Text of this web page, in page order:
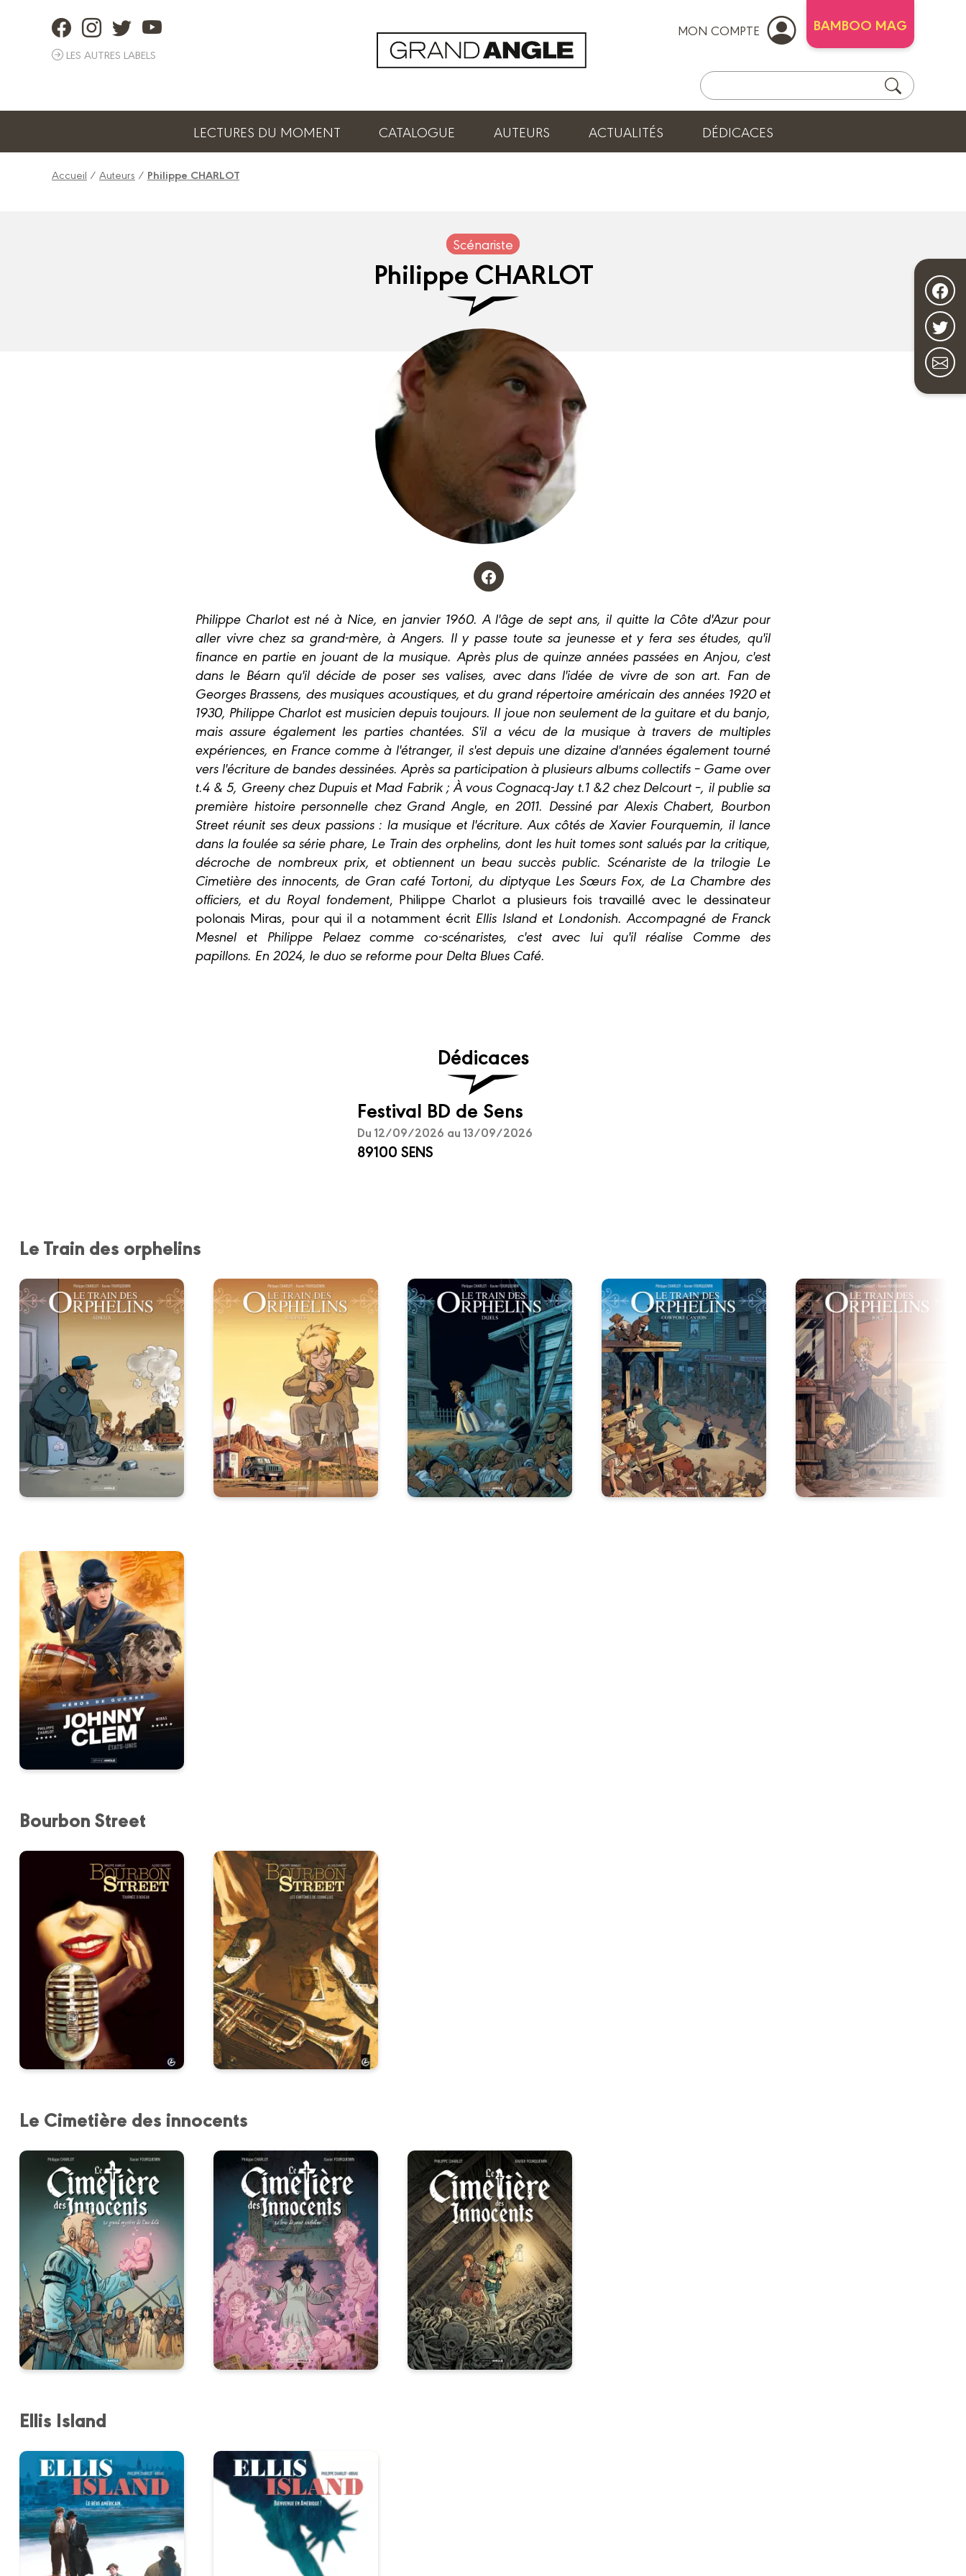
LES AUTRES LABELS
MON COMPTE BAMBOO MAG
LECTURES DU MOMENT CATALOGUE AUTEURS ACTUALITÉS DÉDICACES
Accueil / Auteurs / Philippe CHARLOT
Scénariste
Philippe CHARLOT
Philippe Charlot est né à Nice, en janvier 1960. A l'âge de sept ans, il quitte la Côte d'Azur pour
aller vivre chez sa grand-mère, à Angers. Il y passe toute sa jeunesse et y fera ses études, qu'il
finance en partie en jouant de la musique. Après plus de quinze années passées en Anjou, c'est
dans le Béarn qu'il décide de poser ses valises, avec dans l'idée de vivre de son art. Fan de
Georges Brassens, des musiques acoustiques, et du grand répertoire américain des années 1920 et
1930, Philippe Charlot est musicien depuis toujours. Il joue non seulement de la guitare et du banjo,
mais assure également les parties chantées. S'il a vécu de la musique à travers de multiples
expériences, en France comme à l'étranger, il s'est depuis une dizaine d'années également tourné
vers l'écriture de bandes dessinées. Après sa participation à plusieurs albums collectifs – Game over
t.4 & 5, Greeny chez Dupuis et Mad Fabrik ; À vous Cognacq-Jay t.1 &2 chez Delcourt –, il publie sa
première histoire personnelle chez Grand Angle, en 2011. Dessiné par Alexis Chabert, Bourbon
Street réunit ses deux passions : la musique et l'écriture. Aux côtés de Xavier Fourquemin, il lance
dans la foulée sa série phare, Le Train des orphelins, dont les huit tomes sont salués par la critique,
décroche de nombreux prix, et obtiennent un beau succès public. Scénariste de la trilogie Le
Cimetière des innocents, de Gran café Tortoni, du diptyque Les Sœurs Fox, de La Chambre des
officiers, et du Royal fondement, Philippe Charlot a plusieurs fois travaillé avec le dessinateur
polonais Miras, pour qui il a notamment écrit Ellis Island et Londonish. Accompagné de Franck
Mesnel et Philippe Pelaez comme co-scénaristes, c'est avec lui qu'il réalise Comme des
papillons. En 2024, le duo se reforme pour Delta Blues Café.
Dédicaces
Festival BD de Sens
Du 12/09/2026 au 13/09/2026
89100 SENS
Le Train des orphelins
Bourbon Street
Le Cimetière des innocents
Ellis Island